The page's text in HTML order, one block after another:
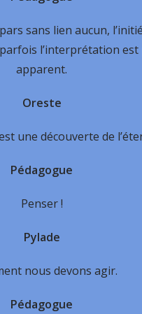
sans lien aucun,
l’interprétation
apparent.
Oreste
une découverte de
Pédagogue
Penser !
Pylade
nous devons agir.
Pédagogue